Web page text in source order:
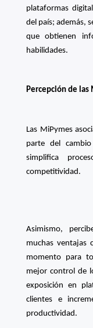
plataformas
del país; además,
que obtienen
habilidades.
Percepción de las
Las MiPymes
parte del
simplifica
competitividad.
Asimismo,
muchas ventajas
momento para
mejor control de
exposición en
clientes e
productividad.